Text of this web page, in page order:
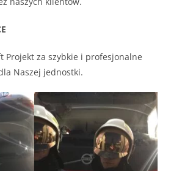
Projekt za szybkie i profesjonalne
Naszej jednostki.